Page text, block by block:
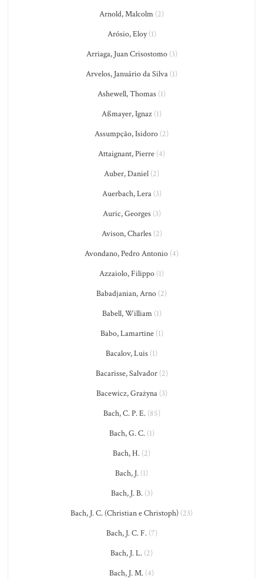
Arnold, Malcolm (2)
Arósio, Eloy(1)
Arriaga, Juan Crisostomo(3)
Arvelos, Januário da Silva (1)
Ashewell, Thomas (1)
Aßmayer, Ignaz (1)
Assumpção, Isidoro (2)
Attaignant, Pierre (4)
Auber, Daniel (2)
Auerbach, Lera(3)
Auric, Georges(3)
Avison, Charles(2)
Avondano, Pedro Antonio (4)
Azzaiolo, Filippo (1)
Babadjanian, Arno (2)
Babell, William(1)
Babo, Lamartine(1)
Bacalov, Luis (1)
Bacarisse, Salvador(2)
Bacewicz, Grażyna(3)
Bach, C. P. E.(85)
Bach, G. C.(1)
Bach, H. (2)
Bach, J. (1)
Bach, J. B.(3)
Bach, J. C. (Christian e Christoph) (23)
Bach, J. C. F.(7)
Bach, J. L. (2)
Bach, J. M. (4)